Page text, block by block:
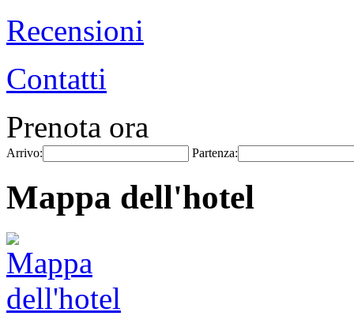
Recensioni
Contatti
Prenota ora
Arrivo: Partenza:
Mappa dell'hotel